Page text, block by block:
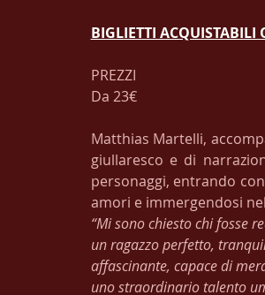
BIGLIETTI
PREZZI
Da 23€
Matthias Martelli,
giullaresco e di
personaggi, entrando
amori e immergendosi
“Mi sono chiesto chi fosse
un ragazzo perfetto,
affascinante, capace di
uno straordinario talento